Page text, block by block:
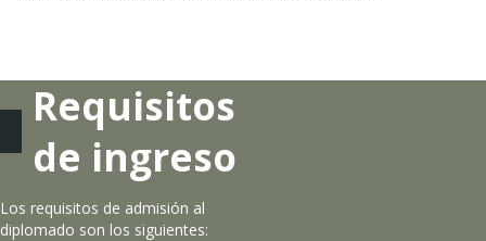
Requisitos
de ingreso
Los requisitos de admisión al
diplomado son los siguientes: